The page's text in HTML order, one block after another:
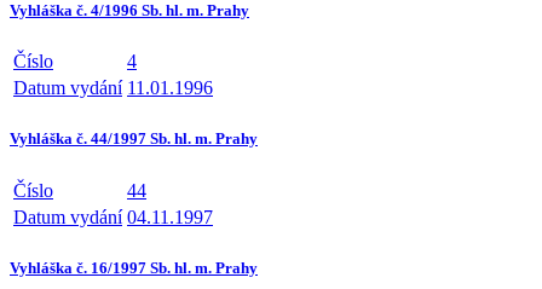
Vyhláška č. 4/1996 Sb. hl. m. Prahy
Číslo
4
Datum vydání 11.01.1996
Vyhláška č. 44/1997 Sb. hl. m. Prahy
Číslo
44
Datum vydání 04.11.1997
Vyhláška č. 16/1997 Sb. hl. m. Prahy